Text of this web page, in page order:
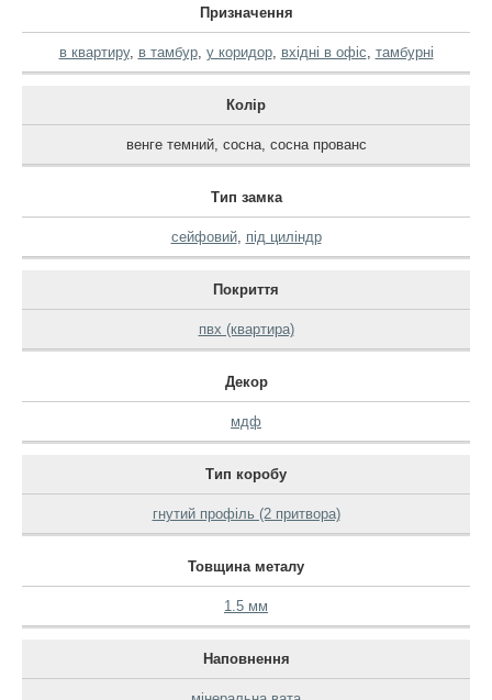
Призначення
в квартиру, в тамбур, у коридор, вхідні в офіс тамбурні
Колір
венге темний, сосна, сосна прованс
Тип замка
сейфовий, під циліндр
Покриття
пвх (квартира)
Декор
мдф
Тип коробу
гнутий профіль (2 притвора)
Товщина металу
1.5 мм
Наповнення